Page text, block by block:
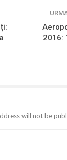
2016:
will not be